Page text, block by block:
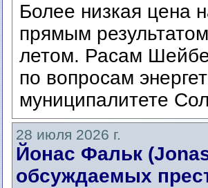
Более низкая цена
прямым
летом. Расам
по вопросам
муниципалитете
28 июля 2026 г.
Йонас Фальк
обсуждаемых